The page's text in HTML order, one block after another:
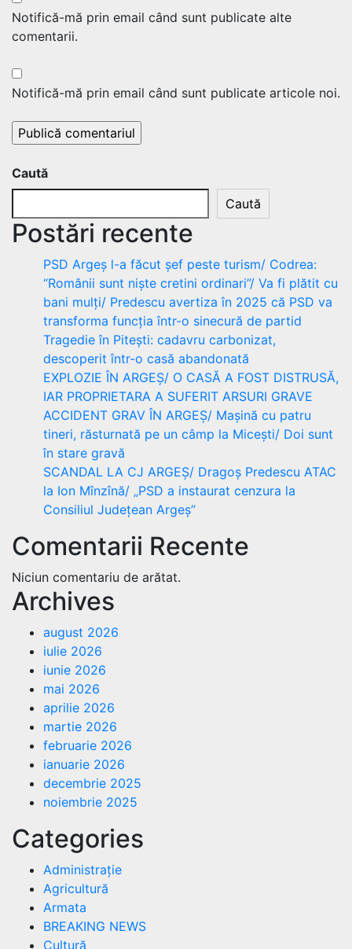
Notifică-mă prin email când sunt publicate alte
comentarii.
Notifică-mă prin email când sunt publicate articole noi.
Caută
Caută
Postări recente
PSD Argeș l-a făcut șef peste turism/ Codrea:
“Românii sunt niște cretini ordinari”/ Va fi plătit cu
bani mulți/ Predescu avertiza în 2025 că PSD va
transforma funcția într-o sinecură de partid
Tragedie în Pitești: cadavru carbonizat,
descoperit într-o casă abandonată
EXPLOZIE ÎN ARGEȘ/ O CASĂ A FOST DISTRUSĂ,
IAR PROPRIETARA A SUFERIT ARSURI GRAVE
ACCIDENT GRAV ÎN ARGEȘ/ Mașină cu patru
tineri, răsturnată pe un câmp la Micești/ Doi sunt
în stare gravă
SCANDAL LA CJ ARGEȘ/ Dragoș Predescu ATAC
la Ion Mînzînă/ „PSD a instaurat cenzura la
Consiliul Județean Argeș”
Comentarii Recente
Niciun comentariu de arătat.
Archives
august 2026
iulie 2026
iunie 2026
mai 2026
aprilie 2026
martie 2026
februarie 2026
ianuarie 2026
decembrie 2025
noiembrie 2025
Categories
Administrație
Agricultură
Armata
BREAKING NEWS
Cultură